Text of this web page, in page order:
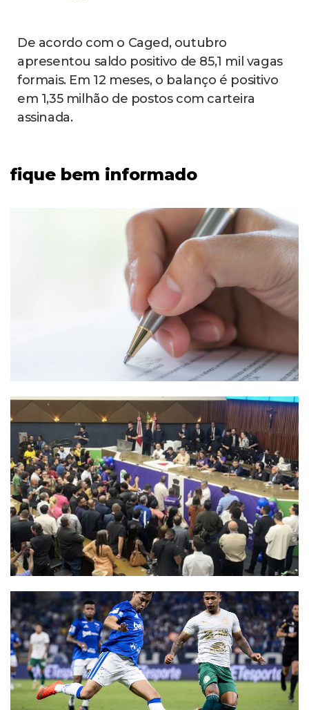
De acordo com o Caged, outubro
apresentou saldo positivo de 85,1 mil vagas
formais. Em 12 meses, o balanço é positivo
em 1,35 milhão de postos com carteira
assinada.
fique bem informado